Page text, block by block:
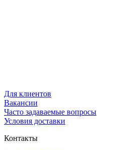
Для клиентов
Вакансии
Часто задаваемые вопросы
Условия доставки
Контакты